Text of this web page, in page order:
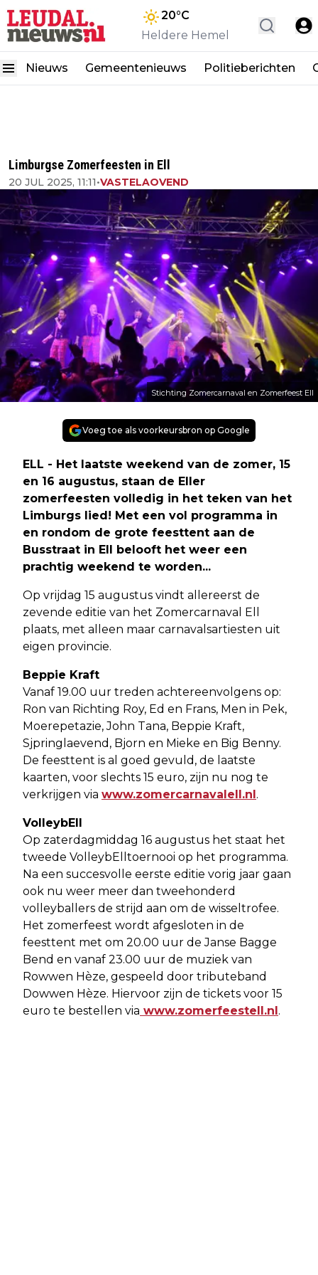
20°C
Heldere Hemel
Nieuws Gemeentenieuws Politieberichten
Limburgse Zomerfeesten in Ell
20 JUL 2025, 11:11•VASTELAOVEND
Stichting Zomercarnaval en Zomerfeest Ell
Voeg toe als voorkeursbron op Google
ELL - Het laatste weekend van de zomer, 15
en 16 augustus, staan de Eller
zomerfeesten volledig in het teken van het
Limburgs lied! Met een vol programma in
en rondom de grote feesttent aan de
Busstraat in Ell belooft het weer een
prachtig weekend te worden...
Op vrijdag 15 augustus vindt allereerst de
zevende editie van het Zomercarnaval Ell
plaats, met alleen maar carnavalsartiesten uit
eigen provincie.
Beppie Kraft
Vanaf 19.00 uur treden achtereenvolgens op:
Ron van Richting Roy, Ed en Frans, Men in Pek,
Moerepetazie, John Tana, Beppie Kraft,
Sjpringlaevend, Bjorn en Mieke en Big Benny.
De feesttent is al goed gevuld, de laatste
kaarten, voor slechts 15 euro, zijn nu nog te
verkrijgen via www.zomercarnavalell.nl.
VolleybEll
Op zaterdagmiddag 16 augustus het staat het
tweede VolleybElltoernooi op het programma.
Na een succesvolle eerste editie vorig jaar gaan
ook nu weer meer dan tweehonderd
volleyballers de strijd aan om de wisseltrofee.
Het zomerfeest wordt afgesloten in de
feesttent met om 20.00 uur de Janse Bagge
Bend en vanaf 23.00 uur de muziek van
Rowwen Hèze, gespeeld door tributeband
Dowwen Hèze. Hiervoor zijn de tickets voor 15
euro te bestellen via www.zomerfeestell.nl.